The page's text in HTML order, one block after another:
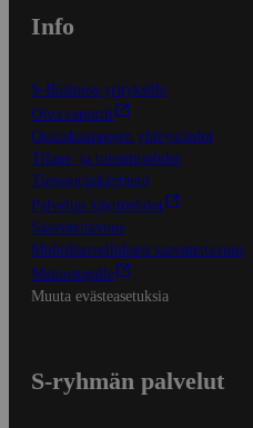
Info
S-Business yrityksille
Oiva-raportit
Osuuskauppojen yhteystiedot
Tilaus- ja toimitusehdot
Tietosuojakäytäntö
Palvelun käyttöehdot
Saavutettavuus
Mobiilisovelluksen saavutettavuus
Mainostajalle
Muuta evästeasetuksia
S-ryhmän palvelut